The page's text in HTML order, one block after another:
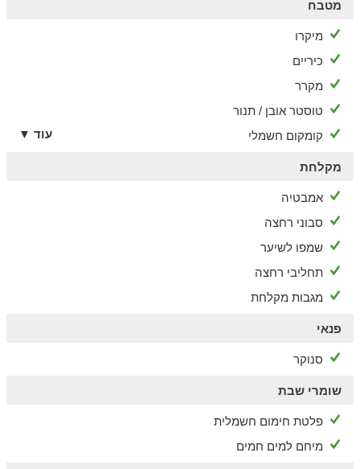
מטבח
מיקרו
כיריים
מקרר
טוסטר אובן / תנור
קומקום חשמלי
עוד ▼
מקלחת
אמבטיה
סבוני רחצה
שמפו לשיער
תחליבי רחצה
מגבות מקלחת
פנאי
סנוקר
שומרי שבת
פלטת חימום חשמלית
מיחם למים חמים